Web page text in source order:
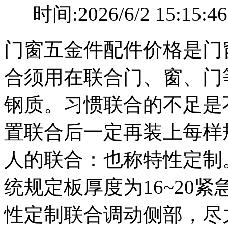
时间:2026/6/2
门窗五金件配件价格是
合须用在联合门、窗、
钢质。习惯联合的不足
置联合后一定再装上每
人的联合：也称特性定
统规定板厚度为16~20紧
性定制联合调动侧部，